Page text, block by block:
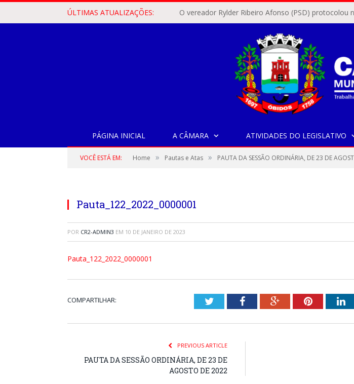
ÚLTIMAS ATUALIZAÇÕES:
PÁGINA INICIAL A CÂMARA ATIVIDADES DO LEGISLATIVO
VOCÊ ESTÁ EM: Home » Pautas e Atas » PAUTA DA SESSÃO ORDINÁRIA, DE 23 DE
Pauta_122_2022_0000001
POR CR2-ADMIN3 EM 10 DE JANEIRO DE 2023
Pauta_122_2022_0000001
COMPARTILHAR: TwitterFacebookGoogle+Pinterest
PREVIOUS ARTICLE
PAUTA DA SESSÃO ORDINÁRIA, DE 23 DE
AGOSTO DE 2022